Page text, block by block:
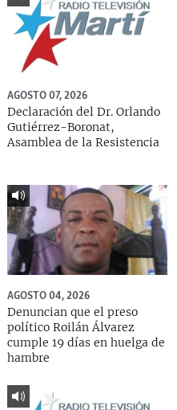
LATINA
AGOSTO 07, 2026
Declaración del Dr. Orlando
Gutiérrez-Boronat,
Asamblea de la Resistencia
AGOSTO 04, 2026
Denuncian que el preso
político Roilán Álvarez
cumple 19 días en huelga de
hambre